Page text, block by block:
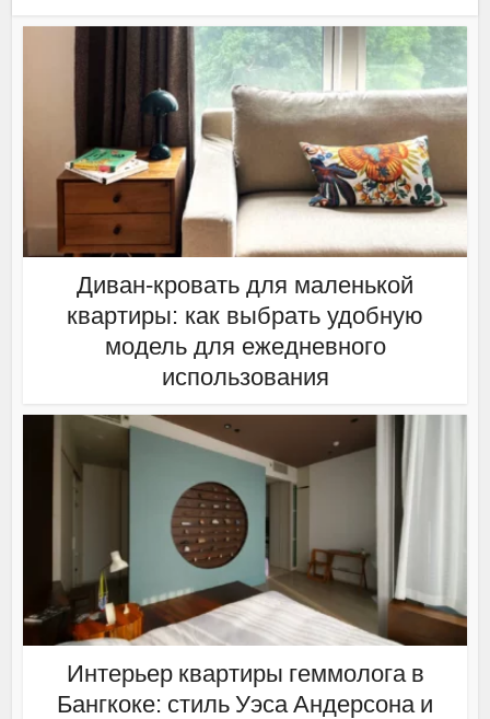
Диван-кровать для маленькой
квартиры: как выбрать удобную
модель для ежедневного
использования
Интерьер квартиры геммолога в
Бангкоке: стиль Уэса Андерсона и